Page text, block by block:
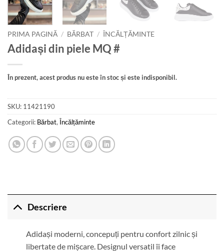
PRIMA PAGINĂ / BĂRBAT / ÎNCĂLȚĂMINTE
Adidași din piele MQ #
În prezent, acest produs nu este în stoc și este indisponibil.
SKU: 11421190
Categorii: Bărbat, Încălțăminte
Descriere
Adidași moderni, concepuți pentru confort zilnic și
libertate de mișcare. Designul versatil îi face